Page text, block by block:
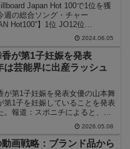
Japan Hot 100で1位を獲
週の総合ソング・チャー
Hot100”】1位 JO12位
位 コムドット4位 Creepy
Mrs. GREEN APPL...
2024.06.05
香が第1子妊娠を発表
は芸能界に出産ラッシュ
が第1子妊娠を発表女優の山本舞
第1子を妊娠していることを発表
。報道：スポニチによると、山
んは2026年5月5日に自身のイン
ムを更新し、「第一子を授かり
と報告。「日々、大切に過ごし
2026.05.08
画戦略：ブランド品から